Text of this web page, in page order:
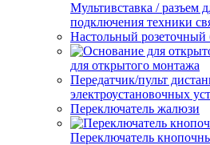
Мультивставка / разъем
подключения техники
Настольный розеточный
для открытого монтажа
Передатчик/пульт
электроустановочных
Переключатель жалюзи
Переключатель